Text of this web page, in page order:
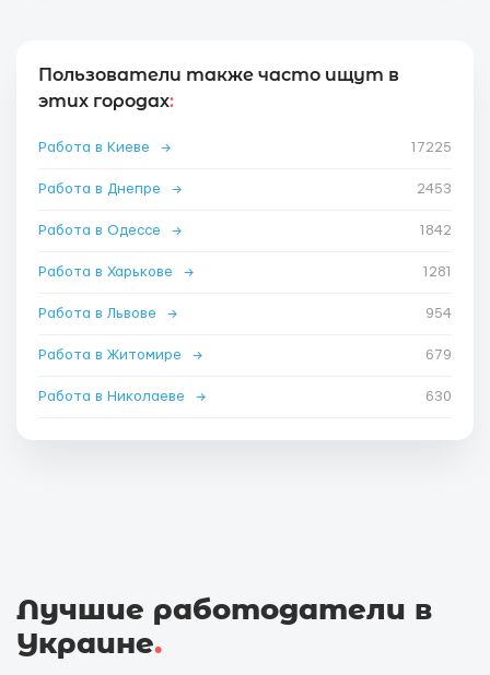
Пользователи также часто ищут в
этих городах:
Работа в Киеве → 17225
Работа в Днепре → 2453
Работа в Одессе → 1842
Работа в Харькове → 1281
Работа в Львове → 954
Работа в Житомире → 679
Работа в Николаеве → 630
Лучшие работодатели в
Украине.